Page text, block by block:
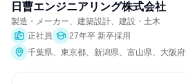
日曹エンジニアリング株式会社
製造・メーカー、建築設計、建設・土木
正社員
27年卒 新卒採用
千葉県、東京都、新潟県、富山県、大阪府